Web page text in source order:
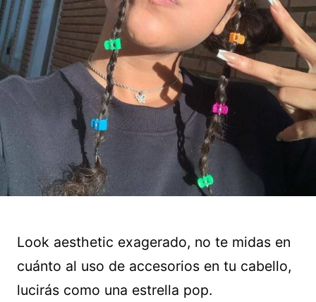
Look aesthetic exagerado, no te midas en
cuánto al uso de accesorios en tu cabello,
lucirás como una estrella pop.